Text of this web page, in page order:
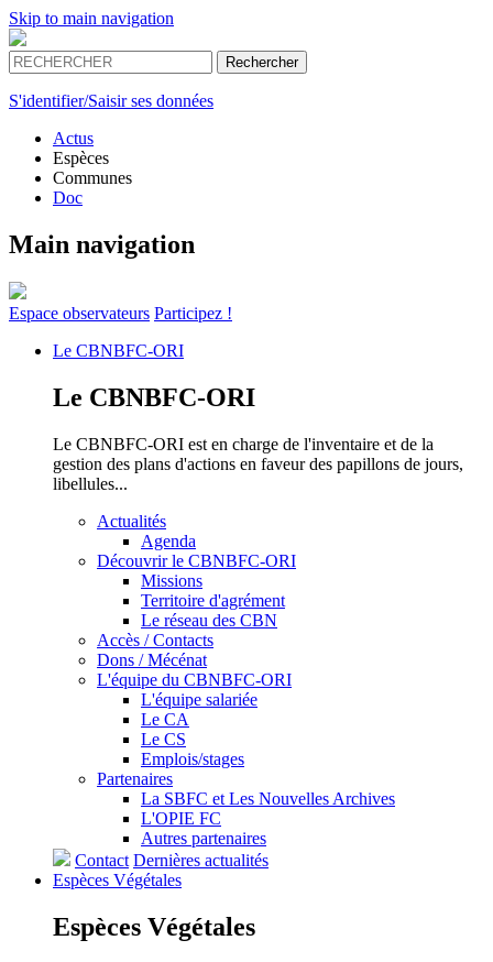
Skip to main navigation
S'identifier/Saisir ses données
Actus
Espèces
Communes
Doc
Main navigation
Espace observateurs Participez !
Le CBNBFC-ORI
Le CBNBFC-ORI
Le CBNBFC-ORI est en charge de l'inventaire et de la
gestion des plans d'actions en faveur des papillons de jours,
libellules...
Actualités
Agenda
Découvrir le CBNBFC-ORI
Missions
Territoire d'agrément
Le réseau des CBN
Accès / Contacts
Dons / Mécénat
L'équipe du CBNBFC-ORI
L'équipe salariée
Le CA
Le CS
Emplois/stages
Partenaires
La SBFC et Les Nouvelles Archives
L'OPIE FC
Autres partenaires
Contact Dernières actualités
Espèces Végétales
Espèces Végétales